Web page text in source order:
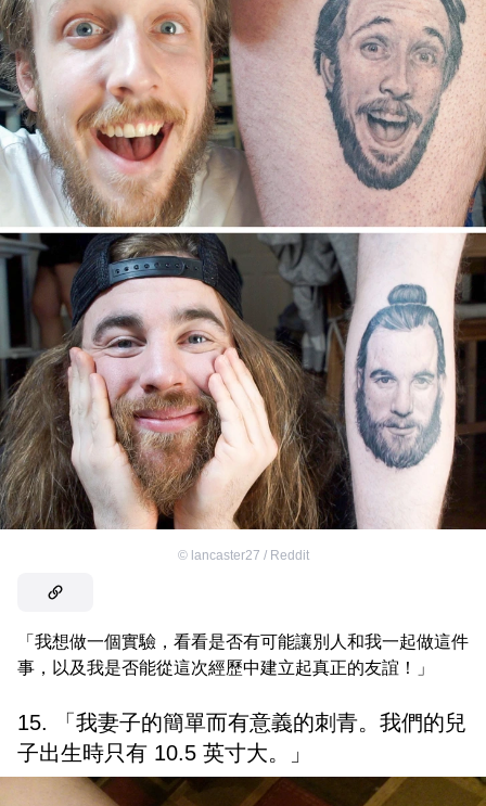
© lancaster27 / Reddit
「我想做一個實驗，看看是否有可能讓別人和我一起做這件
事，以及我是否能從這次經歷中建立起真正的友誼！」
15. 「我妻子的簡單而有意義的刺青。我們的兒
子出生時只有 10.5 英寸大。」